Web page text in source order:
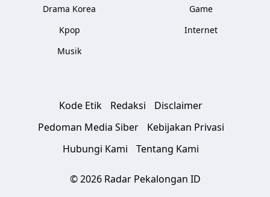
Drama Korea
Kpop
Musik
Game
Internet
Kode Etik Redaksi
Disclaimer
Pedoman Media Siber
Kebijakan Privasi
Hubungi Kami
Tentang Kami
© 2026 Radar Pekalongan ID